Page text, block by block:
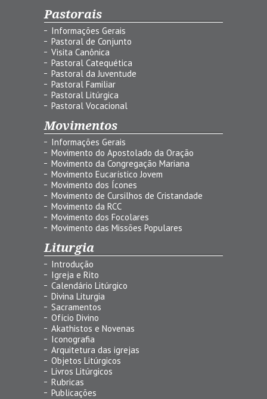
Pastorais
Informações Gerais
Pastoral de Conjunto
Visita Canônica
Pastoral Catequética
Pastoral da Juventude
Pastoral Familiar
Pastoral Litúrgica
Pastoral Vocacional
Movimentos
Informações Gerais
Movimento do Apostolado da Oração
Movimento da Congregação Mariana
Movimento Eucarístico Jovem
Movimento dos Ícones
Movimento de Cursilhos de Cristandade
Movimento da RCC
Movimento dos Focolares
Movimento das Missões Populares
Liturgia
Introdução
Igreja e Rito
Calendário Litúrgico
Divina Liturgia
Sacramentos
Ofício Divino
Akathistos e Novenas
Iconografia
Arquitetura das igrejas
Objetos Litúrgicos
Livros Litúrgicos
Rubricas
Publicações